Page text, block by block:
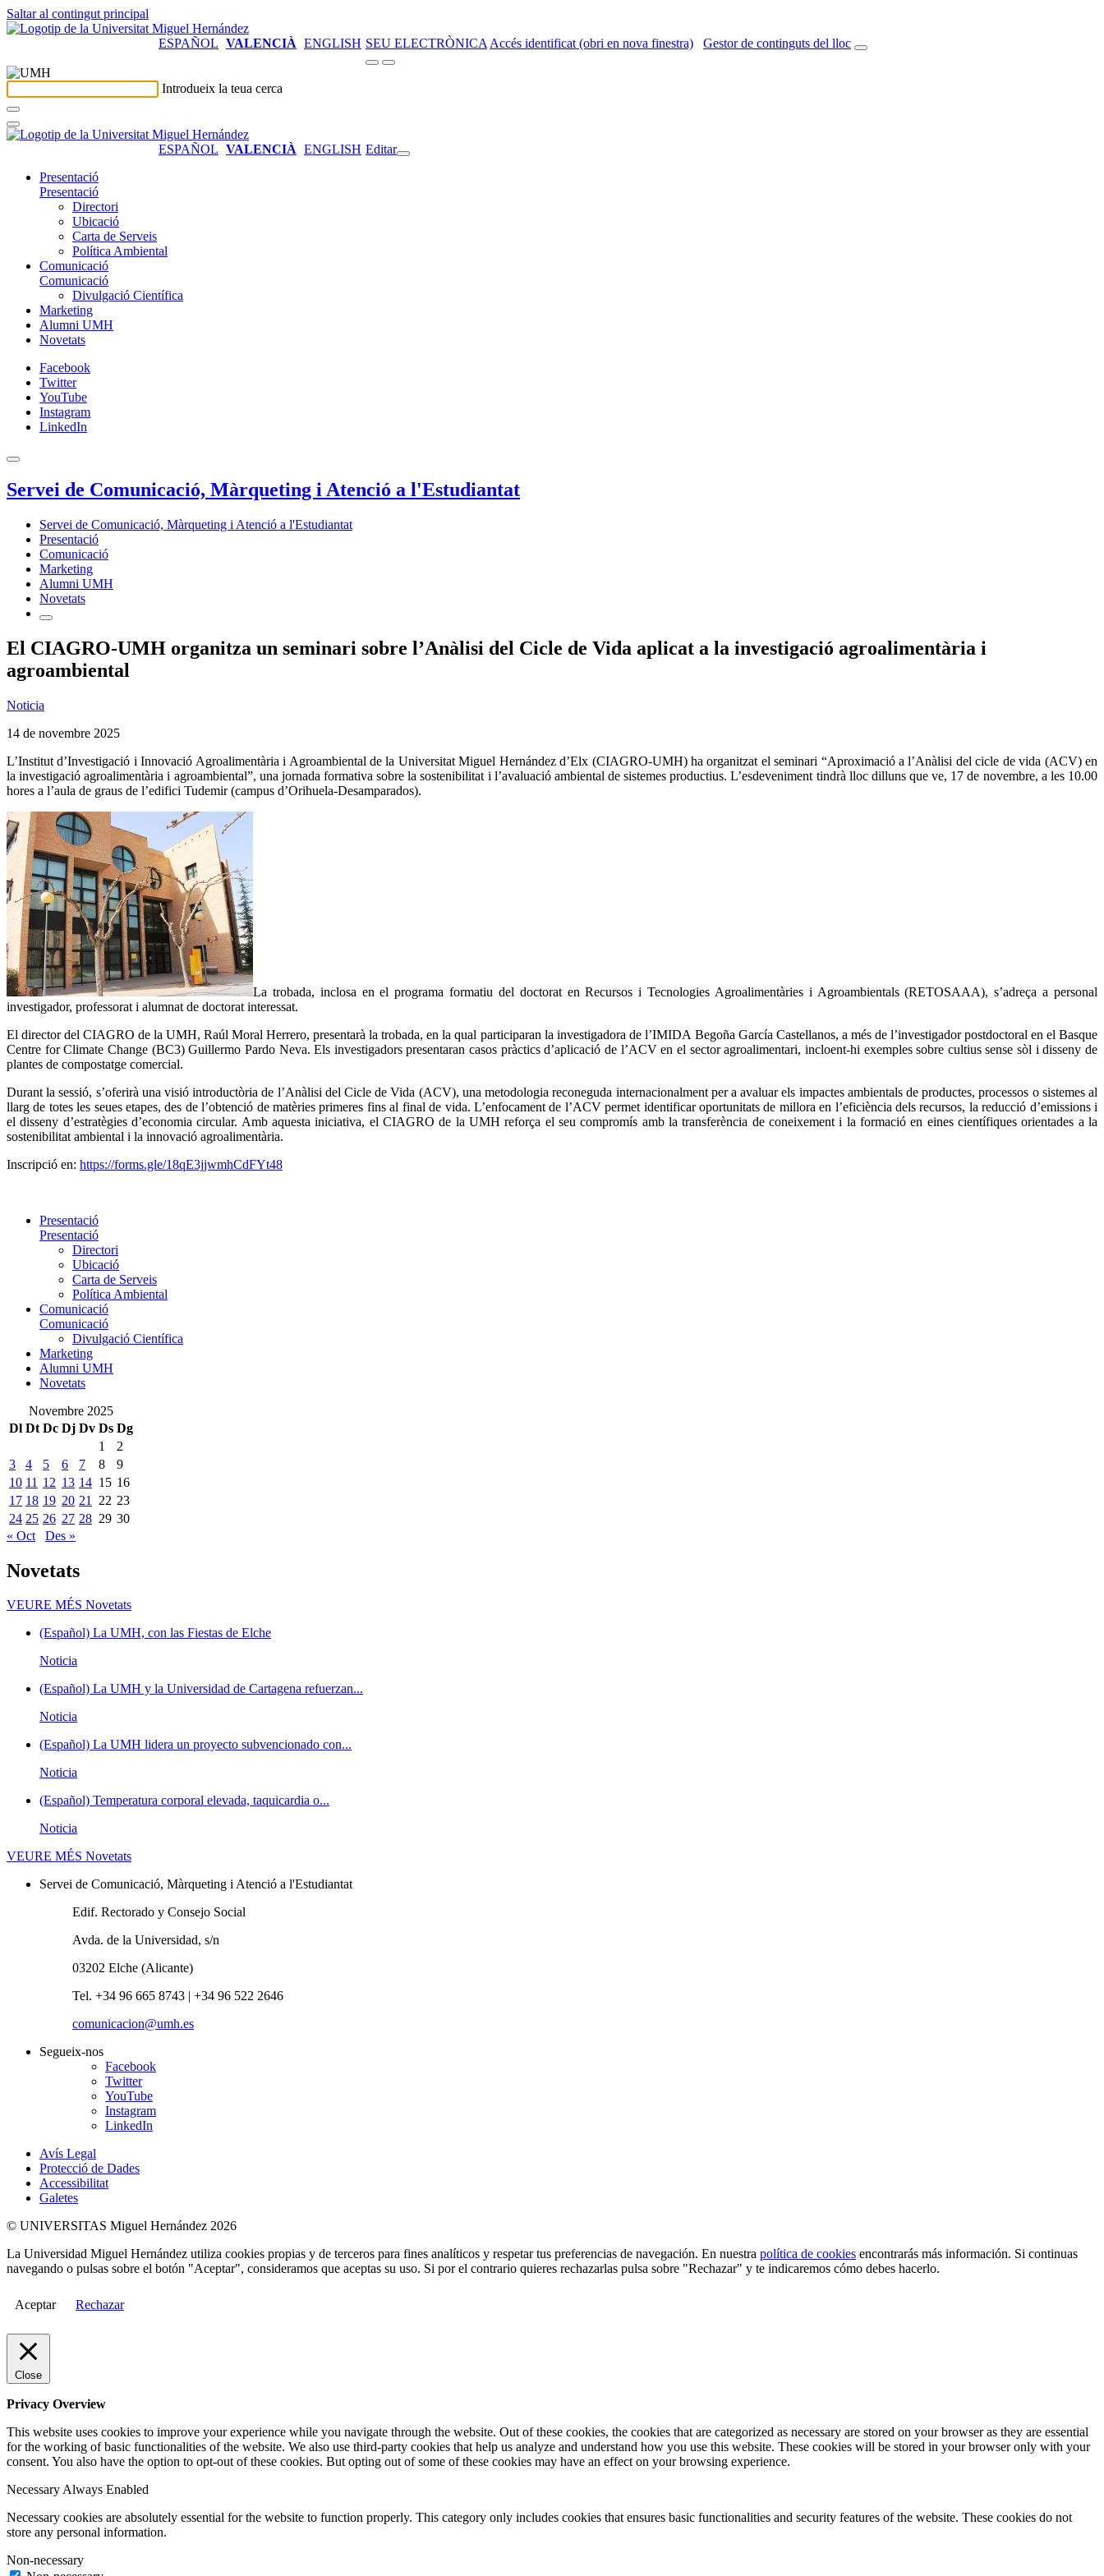
Saltar al contingut principal
ESPAÑOL VALENCIÀ ENGLISH SEU ELECTRÒNICA Accés identificat (obri en nova finestra) Gestor de continguts del lloc
Introdueix la teua cerca
ESPAÑOL VALENCIÀ ENGLISH Editar
Presentació
Presentació
Directori
Ubicació
Carta de Serveis
Política Ambiental
Comunicació
Comunicació
Divulgació Científica
Marketing
Alumni UMH
Novetats
Facebook
Twitter
YouTube
Instagram
LinkedIn
Servei de Comunicació, Màrqueting i Atenció a l'Estudiantat
Servei de Comunicació, Màrqueting i Atenció a l'Estudiantat
Presentació
Comunicació
Marketing
Alumni UMH
Novetats
El CIAGRO-UMH organitza un seminari sobre l’Anàlisi del Cicle de Vida aplicat a la investigació agroalimentària i
agroambiental
Noticia
14 de novembre 2025
L’Institut d’Investigació i Innovació Agroalimentària i Agroambiental de la Universitat Miguel Hernández d’Elx (CIAGRO-UMH) ha organitzat el seminari “Aproximació a l’Anàlisi del cicle de vida (ACV) en
la investigació agroalimentària i agroambiental”, una jornada formativa sobre la sostenibilitat i l’avaluació ambiental de sistemes productius. L’esdeveniment tindrà lloc dilluns que ve, 17 de novembre, a les 10.00
hores a l’aula de graus de l’edifici Tudemir (campus d’Orihuela-Desamparados).
La trobada, inclosa en el programa formatiu del doctorat en Recursos i Tecnologies Agroalimentàries i Agroambientals (RETOSAAA), s’adreça a personal
investigador, professorat i alumnat de doctorat interessat.
El director del CIAGRO de la UMH, Raúl Moral Herrero, presentarà la trobada, en la qual participaran la investigadora de l’IMIDA Begoña García Castellanos, a més de l’investigador postdoctoral en el Basque
Centre for Climate Change (BC3) Guillermo Pardo Neva. Els investigadors presentaran casos pràctics d’aplicació de l’ACV en el sector agroalimentari, incloent-hi exemples sobre cultius sense sòl i disseny de
plantes de compostatge comercial.
Durant la sessió, s’oferirà una visió introductòria de l’Anàlisi del Cicle de Vida (ACV), una metodologia reconeguda internacionalment per a avaluar els impactes ambientals de productes, processos o sistemes al
llarg de totes les seues etapes, des de l’obtenció de matèries primeres fins al final de vida. L’enfocament de l’ACV permet identificar oportunitats de millora en l’eficiència dels recursos, la reducció d’emissions i
el disseny d’estratègies d’economia circular. Amb aquesta iniciativa, el CIAGRO de la UMH reforça el seu compromís amb la transferència de coneixement i la formació en eines científiques orientades a la
sostenibilitat ambiental i la innovació agroalimentària.
Inscripció en: https://forms.gle/18qE3jjwmhCdFYt48
Presentació
Presentació
Directori
Ubicació
Carta de Serveis
Política Ambiental
Comunicació
Comunicació
Divulgació Científica
Marketing
Alumni UMH
Novetats
Novembre 2025
Dl Dt Dc Dj Dv Ds Dg
1
2
3
4 5 6 7 8
9
10 11 12 13 14 15 16
17 18 19 20 21 22 23
24 25 26 27 28 29 30
« Oct
Des »
Novetats
VEURE MÉS Novetats
(Español) La UMH, con las Fiestas de Elche
Noticia
(Español) La UMH y la Universidad de Cartagena refuerzan...
Noticia
(Español) La UMH lidera un proyecto subvencionado con...
Noticia
(Español) Temperatura corporal elevada, taquicardia o...
Noticia
VEURE MÉS Novetats
Servei de Comunicació, Màrqueting i Atenció a l'Estudiantat
Edif. Rectorado y Consejo Social
Avda. de la Universidad, s/n
03202 Elche (Alicante)
Tel. +34 96 665 8743 | +34 96 522 2646
comunicacion@umh.es
Segueix-nos
Facebook
Twitter
YouTube
Instagram
LinkedIn
Avís Legal
Protecció de Dades
Accessibilitat
Galetes
© UNIVERSITAS Miguel Hernández 2026
La Universidad Miguel Hernández utiliza cookies propias y de terceros para fines analíticos y respetar tus preferencias de navegación. En nuestra política de cookies encontrarás más información. Si continuas
navegando o pulsas sobre el botón "Aceptar", consideramos que aceptas su uso. Si por el contrario quieres rechazarlas pulsa sobre "Rechazar" y te indicaremos cómo debes hacerlo.
Aceptar Rechazar
Close
Privacy Overview
This website uses cookies to improve your experience while you navigate through the website. Out of these cookies, the cookies that are categorized as necessary are stored on your browser as they are essential
for the working of basic functionalities of the website. We also use third-party cookies that help us analyze and understand how you use this website. These cookies will be stored in your browser only with your
consent. You also have the option to opt-out of these cookies. But opting out of some of these cookies may have an effect on your browsing experience.
NecessaryAlways Enabled
Necessary cookies are absolutely essential for the website to function properly. This category only includes cookies that ensures basic functionalities and security features of the website. These cookies do not
store any personal information.
Non-necessary